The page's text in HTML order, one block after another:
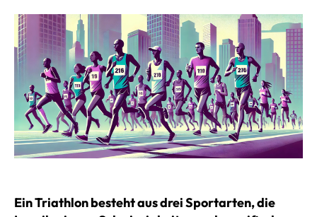
Ein Triathlon besteht aus drei Sportarten, die